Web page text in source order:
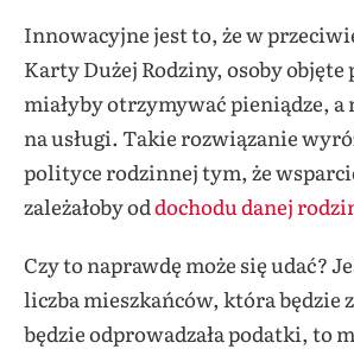
Innowacyjne jest to, że w
Karty Dużej Rodziny, osoby
miałyby otrzymywać pieniądze, a
na usługi. Takie rozwiązanie
polityce rodzinnej tym, że
zależałoby oddochodu danej
Czy to naprawdę może się udać?
liczba mieszkańców, która będzie
będzie odprowadzała podatki, to